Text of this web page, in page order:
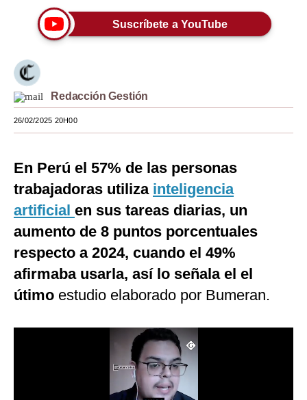
Tendencias
Viajes
Moda
Estilos
Mundo
EEUU
México
Internacional
Tecnología
Club del Suscriptor
Suscríbete a YouTube
Redacción Gestión
26/02/2025 20H00
En Perú el 57% de las personas
trabajadoras utiliza inteligencia
artificial en sus tareas diarias, un
aumento de 8 puntos porcentuales
respecto a 2024, cuando el 49%
afirmaba usarla, así lo señala el el
útimo estudio elaborado por Bumeran.